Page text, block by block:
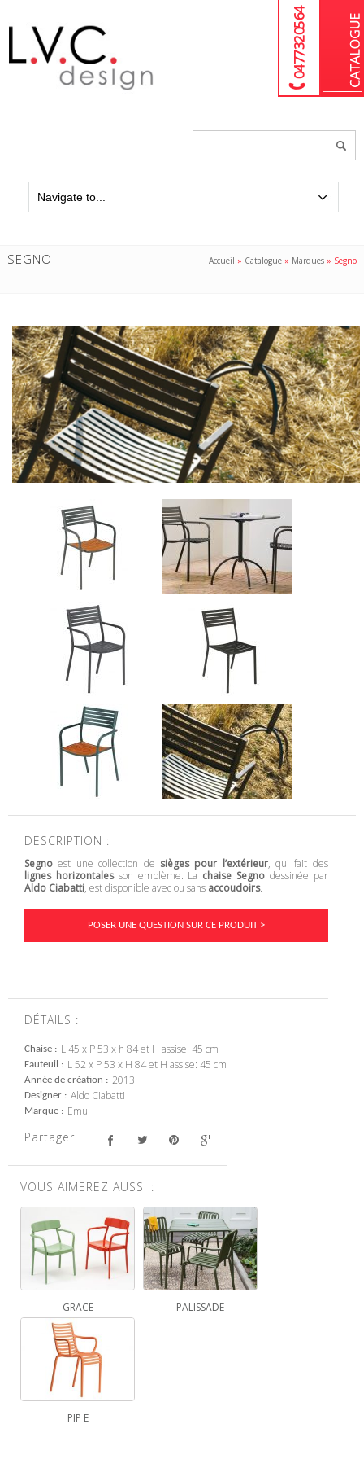
04 77 32 05 64
SEGNO Accueil » Catalogue » Marques » Segno
DESCRIPTION :
Segno est une collection de sièges pour l’extérieur, qui fait des
lignes horizontalesson emblème. La chaise Segno dessinée par
Aldo Ciabatti, est disponible avec ou sans accoudoirs.
POSER UNE QUESTION SUR CE PRODUIT >
DÉTAILS :
Chaise L 45 x P 53 x h 84 et H assise: 45 cm
Fauteuil L 52 x P 53 x H 84 et H assise: 45 cm
Année de création 2013
Designer Aldo Ciabatti
Marque Emu
Partager
VOUS AIMEREZ AUSSI :
GRACE PALISSADE
PIP E